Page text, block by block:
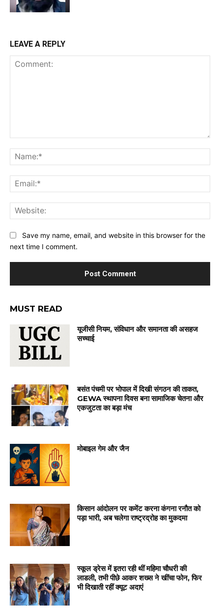
LEAVE A REPLY
Save my name, email, and website in this browser for the
next time I comment.
MUST READ
यूजीसी नियम, संविधान और समानता की असहज
सच्चाई
बसंत पंचमी पर भोपाल में दिखी संगठन की ताकत,
GEWA स्थापना दिवस बना सामाजिक चेतना और
एकजुटता का बड़ा मंच
मोबाइल गेम और जैन
किसान आंदोलन पर कमेंट करना कंगना रनौत को
पड़ा भारी, अब चलेगा राष्ट्रद्रोह का मुकदमा
स्कूल ड्रेस में इतरा रही थीं महिमा चौधरी की
लाडली, तभी पीछे आकर शख्स ने खींचा फोन, फिर
भी दिखाती रहीं क्यूट अदाएं